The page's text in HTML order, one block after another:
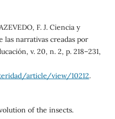
F. J. Ciencia y
narrativas creadas por
v. 20, n. 2, p. 218–231,
article/view/10212.
of the insects.